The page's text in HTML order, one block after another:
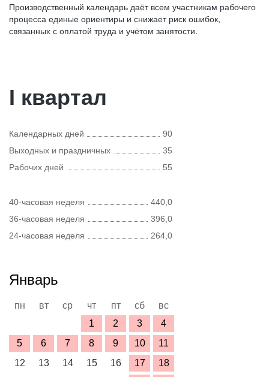
Производственный календарь даёт всем участникам рабочего
процесса единые ориентиры и снижает риск ошибок,
связанных с оплатой труда и учётом занятости.
I квартал
Календарных дней
90
Выходных и праздничных
35
Рабочих дней
55
40-часовая неделя
440,0
36-часовая неделя
396,0
24-часовая неделя
264,0
Январь
пн вт ср чт пт сб
вс
1
2 3
4
5
6 7 8 9 10
11
12
13 14 15 16 17
18